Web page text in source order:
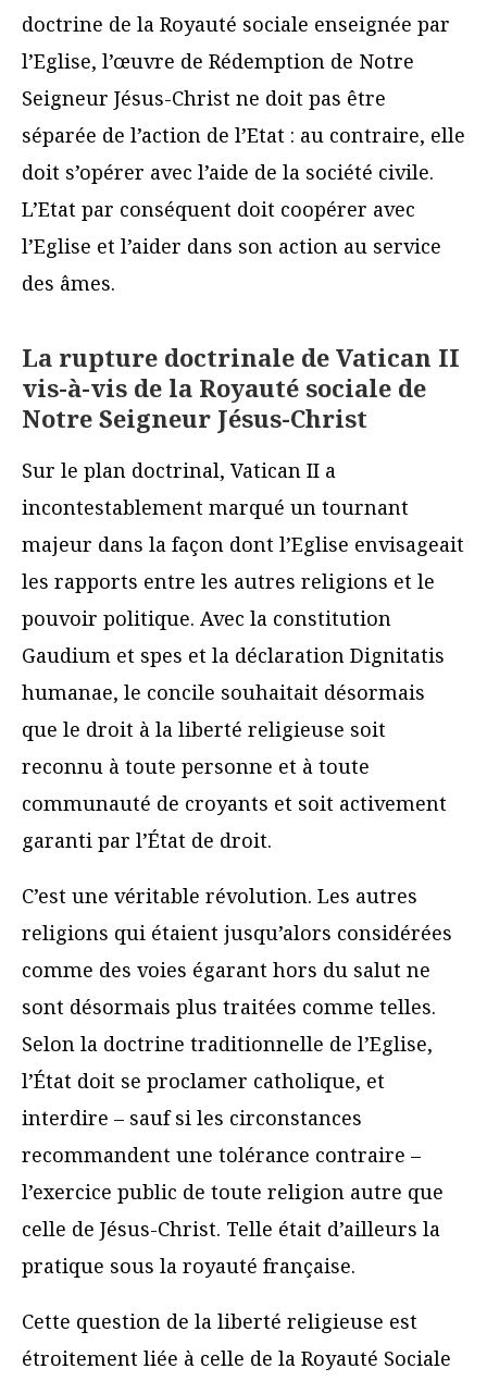
doctrine de la Royauté sociale enseignée par
l’Eglise, l’œuvre de Rédemption de Notre
Seigneur Jésus-Christ ne doit pas être
séparée de l’action de l’Etat : au contraire, elle
doit s’opérer avec l’aide de la société civile.
L’Etat par conséquent doit coopérer avec
l’Eglise et l’aider dans son action au service
des âmes.
La rupture doctrinale de Vatican II
vis-à-vis de la Royauté sociale de
Notre Seigneur Jésus-Christ
Sur le plan doctrinal, Vatican II a
incontestablement marqué un tournant
majeur dans la façon dont l’Eglise envisageait
les rapports entre les autres religions et le
pouvoir politique. Avec la constitution
Gaudium et spes et la déclaration Dignitatis
humanae, le concile souhaitait désormais
que le droit à la liberté religieuse soit
reconnu à toute personne et à toute
communauté de croyants et soit activement
garanti par l’État de droit.
C’est une véritable révolution. Les autres
religions qui étaient jusqu’alors considérées
comme des voies égarant hors du salut ne
sont désormais plus traitées comme telles.
Selon la doctrine traditionnelle de l’Eglise,
l’État doit se proclamer catholique, et
interdire – sauf si les circonstances
recommandent une tolérance contraire –
l’exercice public de toute religion autre que
celle de Jésus-Christ. Telle était d’ailleurs la
pratique sous la royauté française.
Cette question de la liberté religieuse est
étroitement liée à celle de la Royauté Sociale